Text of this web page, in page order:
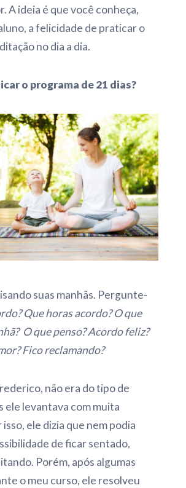
A ideia é que você conheça,
a felicidade de praticar o
no dia a dia.
o programa de 21 dias?
suas manhãs. Pergunte-
Que horas acordo? O que
O que penso? Acordo feliz?
Fico reclamando?
não era do tipo de
ele levantava com muita
ele dizia que nem podia
de ficar sentado,
Porém, após algumas
o meu curso, ele resolveu